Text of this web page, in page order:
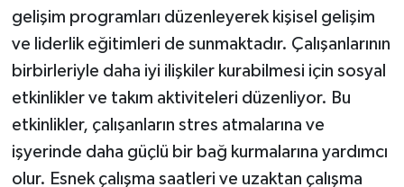
gelişim programları düzenleyerek kişisel gelişim
ve liderlik eğitimleri de sunmaktadır. Çalışanlarının
birbirleriyle daha iyi ilişkiler kurabilmesi için sosyal
etkinlikler ve takım aktiviteleri düzenliyor. Bu
etkinlikler, çalışanların stres atmalarına ve
işyerinde daha güçlü bir bağ kurmalarına yardımcı
olur. Esnek çalışma saatleri ve uzaktan çalışma